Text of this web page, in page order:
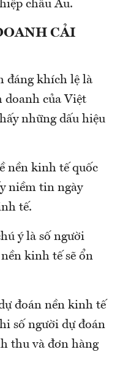
châu Âu.
CẢI
đáng khích lệ là
của Việt
những dấu hiệu
nền kinh tế quốc
niềm tin ngày
tế.
ý là số người
kinh tế sẽ ổn
đoán nền kinh tế
số người dự đoán
thu và đơn hàng